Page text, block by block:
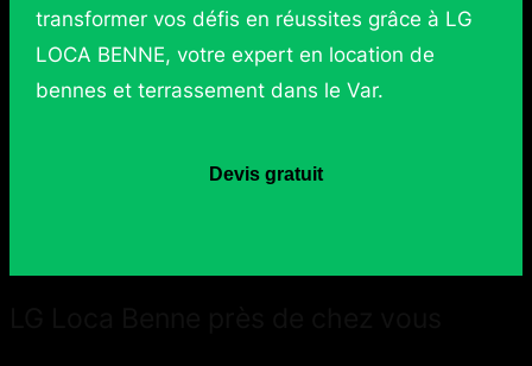
transformer vos défis en réussites grâce à LG
LOCA BENNE, votre expert en location de
bennes et terrassement dans le Var.
Devis gratuit